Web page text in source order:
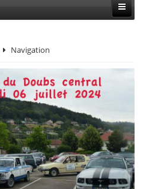
Navigation